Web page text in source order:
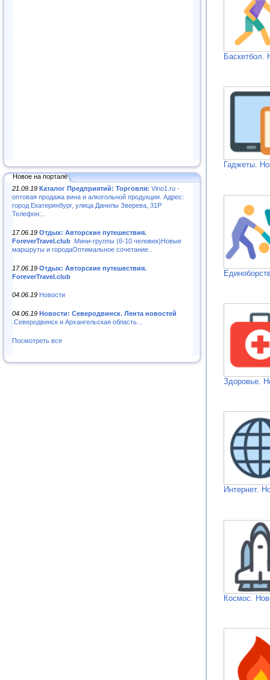
Новое на портале
21.09.19 Каталог Предприятий: Торговля: Vino1.ru -
оптовая продажа вина и алкогольной продукции. Адрес:
город Екатеринбург, улица Данилы Зверева, 31Р
Телефон:..
17.06.19 Отдых: Авторские путешествия.
ForeverTravel.club .Мини-группы (6-10 человек)Новые
маршруты и городаОптимальное сочетание..
17.06.19 Отдых: Авторские путешествия.
ForeverTravel.club
04.06.19 Новости
04.06.19 Новости: Северодвинск. Лента новостей
.Северодвинск и Архангельская область...
Посмотреть все
Баскетбол.
Гаджеты.
Здоровье.
Интернет.
Космос.